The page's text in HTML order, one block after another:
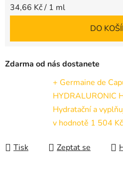
Měrná cena:
34,66 Kč / 1 ml
DO
Zdarma od nás dostanete
+ Germaine de
HYDRALURONIC
Hydratační a
v hodnotě 1 504 Kč
Tisk Zeptat se